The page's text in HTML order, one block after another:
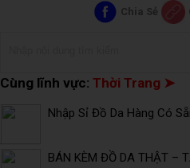
Chia Sẻ
Cùng lĩnh vực: Thời Trang ➤
Nhập Sỉ Đồ Da Hàng Có
BÁN KÈM ĐỒ DA THẬT –